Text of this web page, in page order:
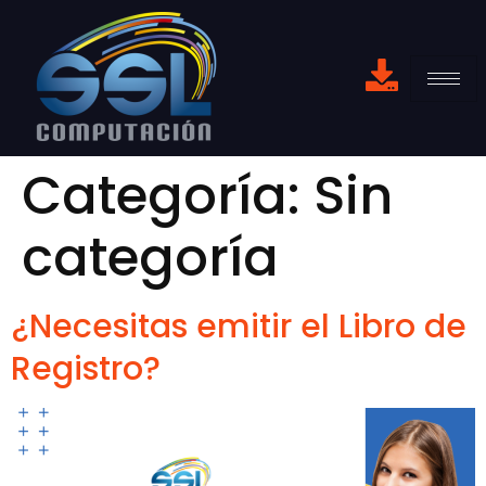
Categoría: Sin
categoría
¿Necesitas emitir el Libro de
Registro?